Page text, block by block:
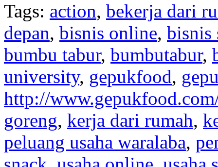
Tags: action, bekerja dari
depan, bisnis online, bisnis
bumbu tabur, bumbutabur,
university, gepukfood,
http://
goreng, kerja dari rumah,
peluang usaha waralaba,